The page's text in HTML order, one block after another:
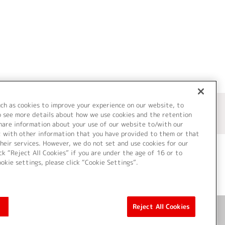
て Cookie Settings
as cookies to improve your experience on our website, to
see more details about how we use cookies and the retention
information about your use of our website to/with our
with other information that you have provided to them or that
services. However, we do not set and use cookies for our
“Reject All Cookies” if you are under the age of 16 or to
settings, please click “Cookie Settings”.
Reject All Cookies